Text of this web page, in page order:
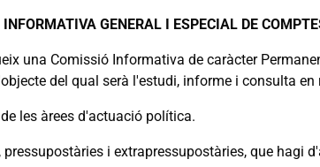
GENERAL I ESPECIAL DE
una Comissió Informativa de caràcter
del qual serà l'estudi, informe i consulta
les àrees d'actuació política.
pressupostàries i extrapressupostàries, que hagi